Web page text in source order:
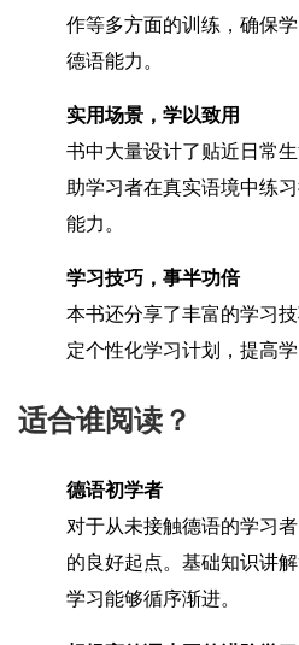
作等多方面的训练，确保
德语能力。
实用场景，学以致用
书中大量设计了贴近日常
助学习者在真实语境中练
能力。
学习技巧，事半功倍
本书还分享了丰富的学习
定个性化学习计划，提高
适合谁阅读？
德语初学者
对于从未接触德语的学习
的良好起点。基础知识讲
学习能够循序渐进。